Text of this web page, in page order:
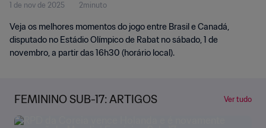
momentos
1 de nov de 2025 2minuto
Veja os melhores momentos do jogo entre Brasil e Canadá,
disputado no Estádio Olímpico de Rabat no sábado, 1 de
novembro, a partir das 16h30 (horário local).
FEMININO SUB-17: ARTIGOS Ver tudo